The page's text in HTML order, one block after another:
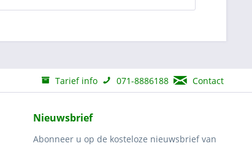
Tarief info 071-8886188 Contact
Nieuwsbrief
Abonneer u op de kosteloze nieuwsbrief van